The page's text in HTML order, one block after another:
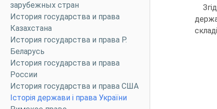
зарубежных стран
История государства и права
Казахстана
История государства и права Р.
Беларусь
История государства и права
России
История государства и права США
Історія держави і права України